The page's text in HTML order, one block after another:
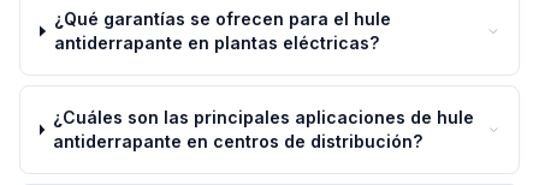
¿Qué garantías se ofrecen para el hule
antiderrapante en plantas eléctricas?
¿Cuáles son las principales aplicaciones de hule
antiderrapante en centros de distribución?